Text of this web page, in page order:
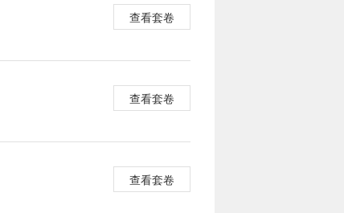
查看套卷
查看套卷
查看套卷